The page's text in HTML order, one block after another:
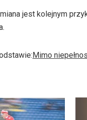
jest kolejnym
Mimo